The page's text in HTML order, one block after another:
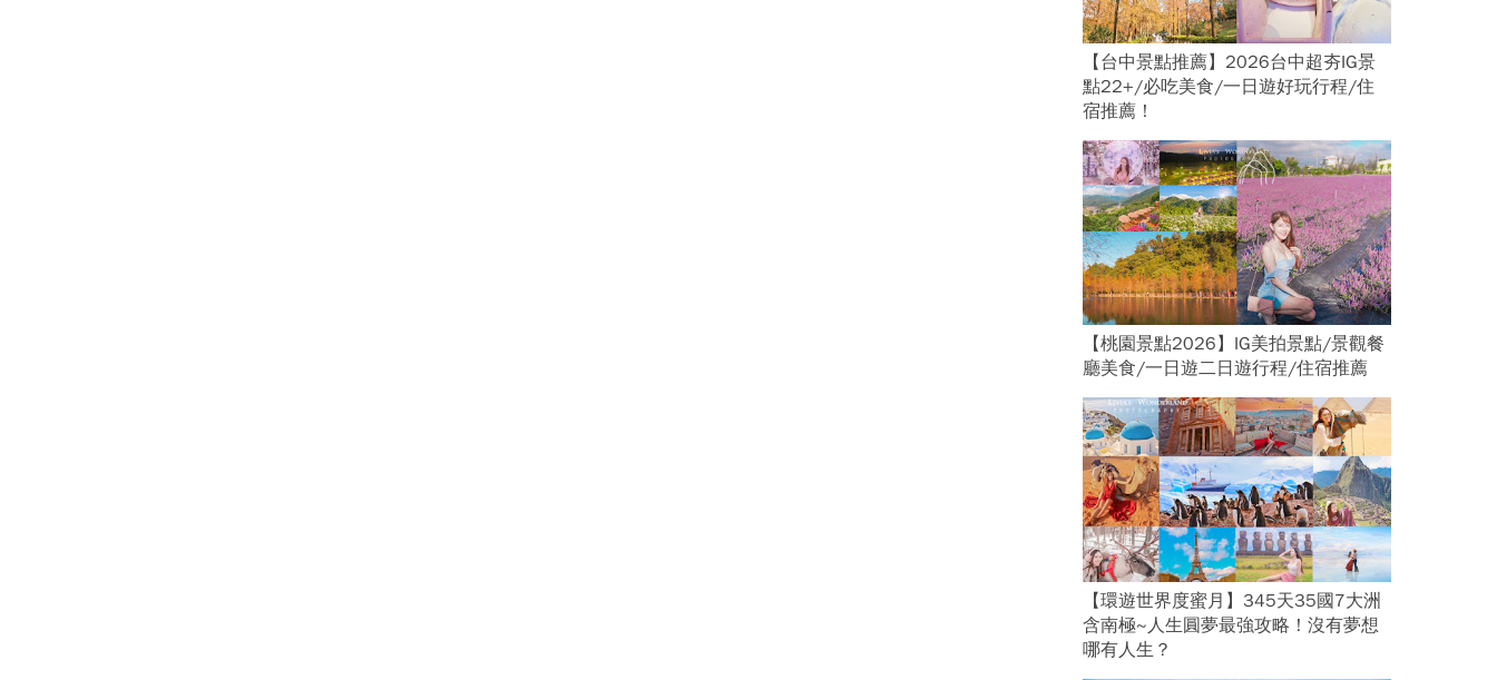
【台中景點推薦】2026台中超夯IG景
點22+/必吃美食/一日遊好玩行程/住
宿推薦！
【桃園景點2026】IG美拍景點/景觀餐
廳美食/一日遊二日遊行程/住宿推薦
【環遊世界度蜜月】345天35國7大洲
含南極~人生圓夢最強攻略！沒有夢想
哪有人生？